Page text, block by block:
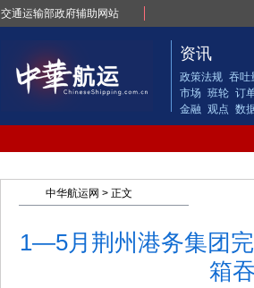
交通运输部政府辅助网站
资讯
政策法规 吞吐
市场 班轮 订
金融 观点 数
中华航运网 > 正文
1—5月荆州港务集团
箱